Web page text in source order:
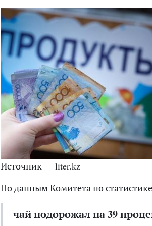
Источник — liter.kz
По данным Комитета по
чай подорожал на 39